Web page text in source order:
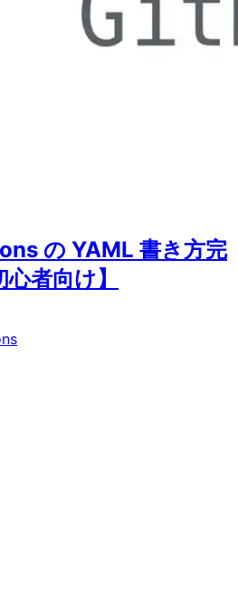
の YAML 書き方完
者向け】